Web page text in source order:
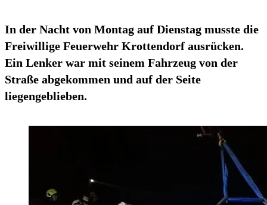
In der Nacht von Montag auf Dienstag musste die
Freiwillige Feuerwehr Krottendorf ausrücken.
Ein Lenker war mit seinem Fahrzeug von der
Straße abgekommen und auf der Seite
liegengeblieben.